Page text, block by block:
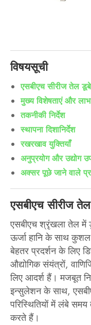
विषयसूची
एसबीएच सीरीज तेल
मुख्य विशेषताएं और लाभ
तकनीकी निर्देश
स्थापना दिशानिर्देश
रखरखाव युक्तियाँ
अनुप्रयोग और उद्योग
अक्सर पूछे जाने वाले
एसबीएच सीरीज
एसबीएच श्रृंखला तेल में
ऊर्जा हानि के साथ
बेहतर प्रदर्शन के लिए
औद्योगिक संयंत्रों,
लिए आदर्श हैं। मजबूत
इन्सुलेशन के साथ,
परिस्थितियों में लंबे
करते हैं।